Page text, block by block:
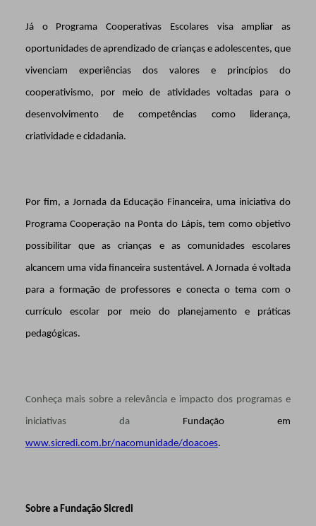
Já o Programa Cooperativas Escolares visa ampliar as
oportunidades de aprendizado de crianças e adolescentes, que
vivenciam experiências dos valores e princípios do
cooperativismo, por meio de atividades voltadas para o
desenvolvimento de competências como liderança,
criatividade e cidadania.
Por fim, a Jornada da Educação Financeira, uma iniciativa do
Programa Cooperação na Ponta do Lápis, tem como objetivo
possibilitar que as crianças e as comunidades escolares
alcancem uma vida financeira sustentável. A Jornada é voltada
para a formação de professores e conecta o tema com o
currículo escolar por meio do planejamento e práticas
pedagógicas.
Conheça mais sobre a relevância e impacto dos programas e
iniciativas da Fundação em
www.sicredi.com.br/nacomunidade/doacoes.
Sobre a Fundação Sicredi